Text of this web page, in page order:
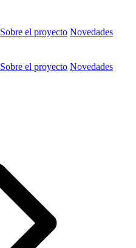
Sobre el proyecto Novedades
Sobre el proyecto Novedades